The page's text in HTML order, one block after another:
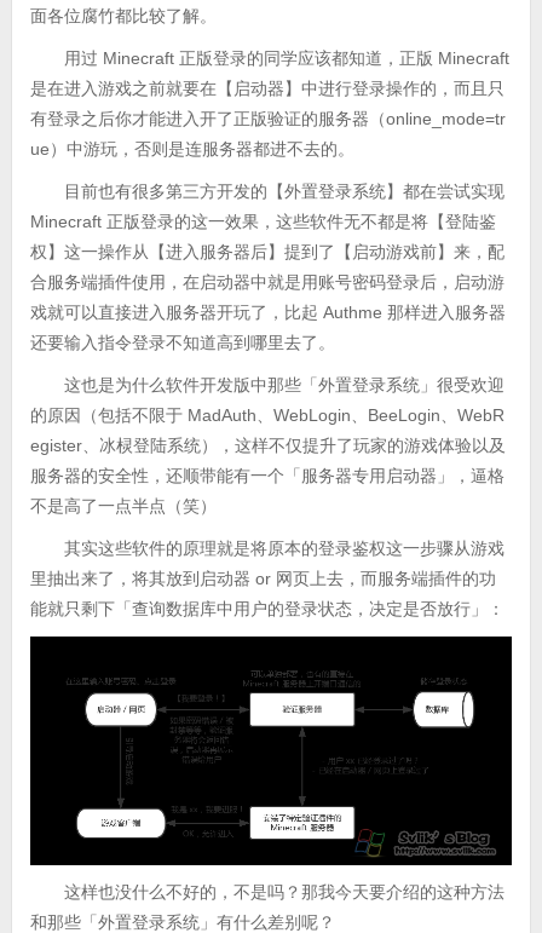
面各位腐竹都比较了解。
用过 Minecraft 正版登录的同学应该都知道，正版 Minecraft
是在进入游戏之前就要在【启动器】中进行登录操作的，而且只
有登录之后你才能进入开了正版验证的服务器（online_mode=tr
ue）中游玩，否则是连服务器都进不去的。
目前也有很多第三方开发的【外置登录系统】都在尝试实现
Minecraft 正版登录的这一效果，这些软件无不都是将【登陆鉴
权】这一操作从【进入服务器后】提到了【启动游戏前】来，配
合服务端插件使用，在启动器中就是用账号密码登录后，启动游
戏就可以直接进入服务器开玩了，比起 Authme 那样进入服务器
还要输入指令登录不知道高到哪里去了。
这也是为什么软件开发版中那些「外置登录系统」很受欢迎
的原因（包括不限于 MadAuth、WebLogin、BeeLogin、WebR
egister、冰棂登陆系统），这样不仅提升了玩家的游戏体验以及
服务器的安全性，还顺带能有一个「服务器专用启动器」，逼格
不是高了一点半点（笑）
其实这些软件的原理就是将原本的登录鉴权这一步骤从游戏
里抽出来了，将其放到启动器 or 网页上去，而服务端插件的功
能就只剩下「查询数据库中用户的登录状态，决定是否放行」：
这样也没什么不好的，不是吗？那我今天要介绍的这种方法
和那些「外置登录系统」有什么差别呢？